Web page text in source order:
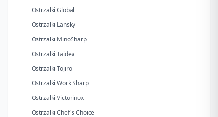
Ostrzałki Global
Ostrzałki Lansky
Ostrzałki MinoSharp
Ostrzałki Taidea
Ostrzałki Tojiro
Ostrzałki Work Sharp
Ostrzałki Victorinox
Ostrzałki Chef's Choice